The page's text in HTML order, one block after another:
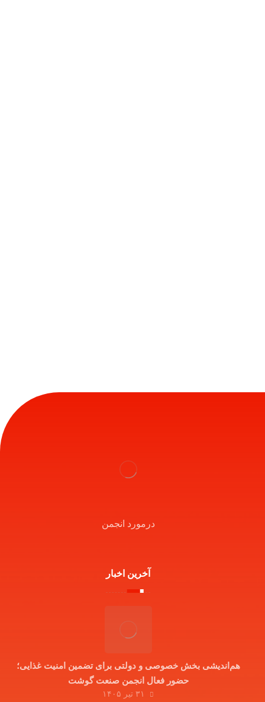
درمورد انجمن
آخرین اخبار
هم‌اندیشی بخش خصوصی و دولتی برای تضمین امنیت غذایی؛
حضور فعال انجمن صنعت گوشت
۳۱ تیر ۱۴۰۵